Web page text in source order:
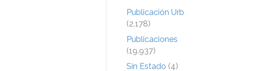
Publicación Urb
(2.178)
Publicaciones
(19.937)
Sin Estado (4)